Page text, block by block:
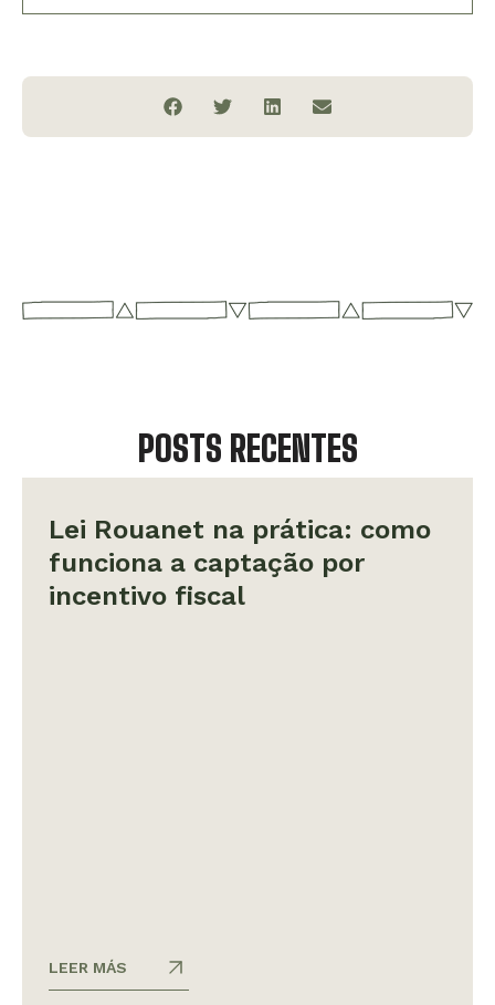
POSTS RECENTES
Lei Rouanet na prática: como
funciona a captação por
incentivo fiscal
LEER MÁS